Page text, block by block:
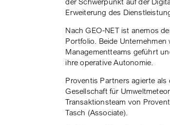
Erweiterung des
Nach GEO-NET ist anemos
Portfolio. Beide
Managementteams geführt
ihre operative Autonomie.
Proventis Partners agierte als
Gesellschaft für
Transaktionsteam von
Tasch (Associate).